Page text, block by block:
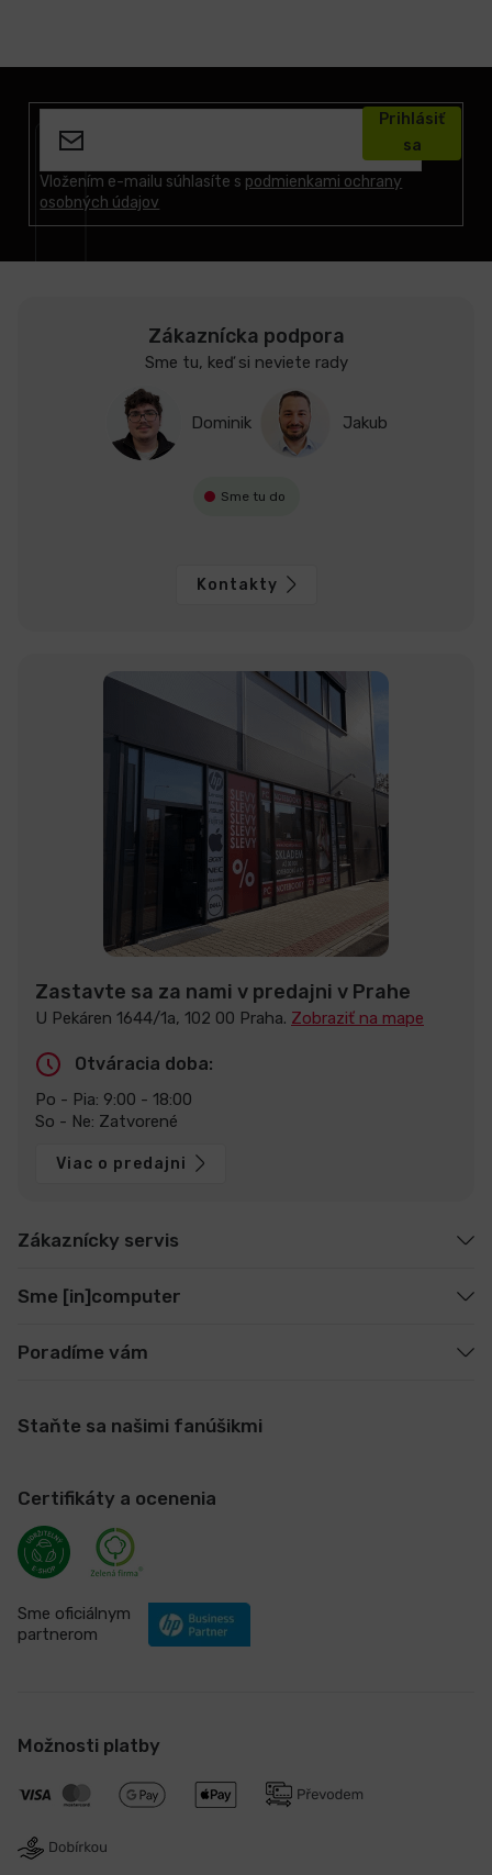
Vložením e-mailu súhlasíte s podmienkami ochrany
osobných údajov
Prihlásiť
sa
Zákaznícka podpora
Sme tu, keď si neviete rady
Dominik Jakub
Sme tu do
Kontakty
Zastavte sa za nami v predajni v Prahe
U Pekáren 1644/1a, 102 00 Praha. Zobraziť na mape
Otváracia doba:
Po - Pia: 9:00 - 18:00
So - Ne: Zatvorené
Viac o predajni
Zákaznícky servis
Sme [in]computer
Poradíme vám
Staňte sa našimi fanúšikmi
Certifikáty a ocenenia
Sme oficiálnym
partnerom
Možnosti platby